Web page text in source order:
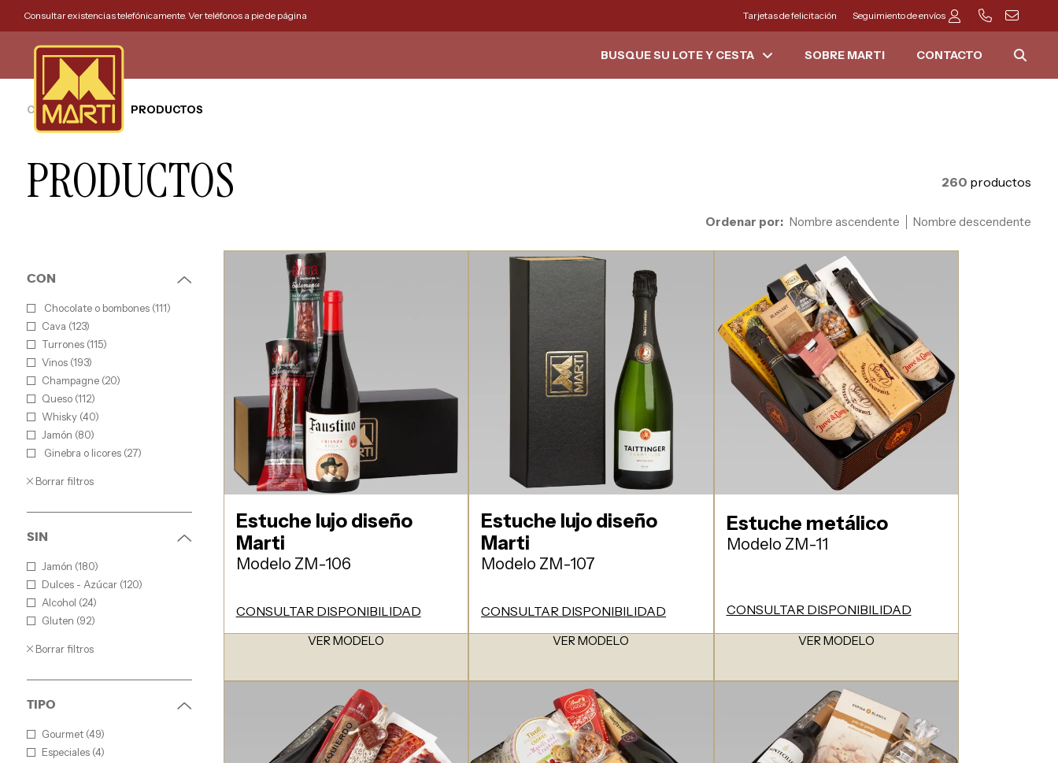
Consultar existencias telefónicamente. Ver teléfonos a pie de página Tarjetas de felicitación Seguimiento de envíos
BUSQUE SU LOTE Y CESTA SOBRE MARTI CONTACTO
CESTAS MARTI PRODUCTOS
PRODUCTOS 260 productos
Ordenar por: Nombre ascendente Nombre descendente
CON
Chocolate o bombones (111)
Cava (123)
Turrones (115)
Vinos (193)
Champagne (20)
Queso (112)
Whisky (40)
Jamón (80)
Ginebra o licores (27)
Borrar filtros
SIN
Jamón (180)
Dulces - Azúcar (120)
Alcohol (24)
Gluten (92)
Borrar filtros
TIPO
Gourmet (49)
Especiales (4)
Estuche lujo diseño
Marti
Modelo ZM-106
CONSULTAR DISPONIBILIDAD
VER MODELO
Estuche lujo diseño
Marti
Modelo ZM-107
CONSULTAR DISPONIBILIDAD
VER MODELO
Estuche metálico
Modelo ZM-11
CONSULTAR DISPONIBILIDAD
VER MODELO